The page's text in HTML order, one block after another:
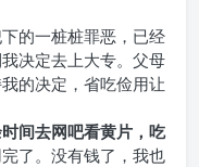
的一桩桩罪恶，已经
决定去上大专。父母
的决定，省吃俭用让
间去网吧看黄片，吃
了。没有钱了，我也